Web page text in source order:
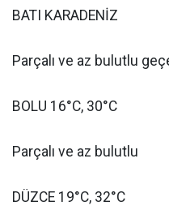
BATI KARADENİZ
Parçalı ve az bulutlu
BOLU 16°C, 30°C
Parçalı ve az bulutlu
DÜZCE 19°C, 32°C